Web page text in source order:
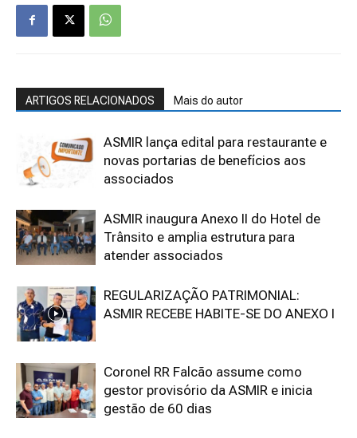
ARTIGOS RELACIONADOS Mais do autor
ASMIR lança edital para restaurante e
novas portarias de benefícios aos
associados
ASMIR inaugura Anexo II do Hotel de
Trânsito e amplia estrutura para
atender associados
REGULARIZAÇÃO PATRIMONIAL:
ASMIR RECEBE HABITE-SE DO ANEXO I
Coronel RR Falcão assume como
gestor provisório da ASMIR e inicia
gestão de 60 dias